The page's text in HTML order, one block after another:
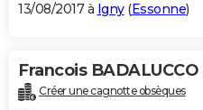
13/08/2017 à Igny(Essonne)
Francois BADALUCCO
Créer une cagnotte obsèques